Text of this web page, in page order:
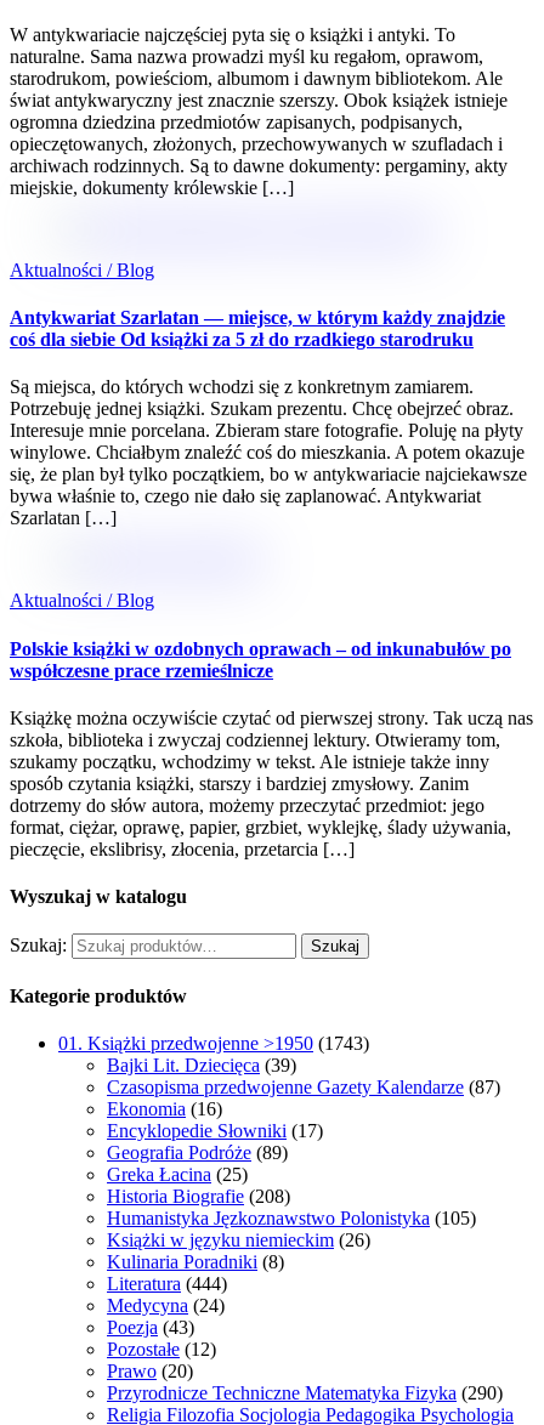
W antykwariacie najczęściej pyta się o książki i antyki. To
naturalne. Sama nazwa prowadzi myśl ku regałom, oprawom,
starodrukom, powieściom, albumom i dawnym bibliotekom. Ale
świat antykwaryczny jest znacznie szerszy. Obok książek istnieje
ogromna dziedzina przedmiotów zapisanych, podpisanych,
opieczętowanych, złożonych, przechowywanych w szufladach i
archiwach rodzinnych. Są to dawne dokumenty: pergaminy, akty
miejskie, dokumenty królewskie […]
Aktualności / Blog
Antykwariat Szarlatan — miejsce, w którym każdy znajdzie
coś dla siebie Od książki za 5 zł do rzadkiego starodruku
Są miejsca, do których wchodzi się z konkretnym zamiarem.
Potrzebuję jednej książki. Szukam prezentu. Chcę obejrzeć obraz.
Interesuje mnie porcelana. Zbieram stare fotografie. Poluję na płyty
winylowe. Chciałbym znaleźć coś do mieszkania. A potem okazuje
się, że plan był tylko początkiem, bo w antykwariacie najciekawsze
bywa właśnie to, czego nie dało się zaplanować. Antykwariat
Szarlatan […]
Aktualności / Blog
Polskie książki w ozdobnych oprawach – od inkunabułów po
współczesne prace rzemieślnicze
Książkę można oczywiście czytać od pierwszej strony. Tak uczą nas
szkoła, biblioteka i zwyczaj codziennej lektury. Otwieramy tom,
szukamy początku, wchodzimy w tekst. Ale istnieje także inny
sposób czytania książki, starszy i bardziej zmysłowy. Zanim
dotrzemy do słów autora, możemy przeczytać przedmiot: jego
format, ciężar, oprawę, papier, grzbiet, wyklejkę, ślady używania,
pieczęcie, ekslibrisy, złocenia, przetarcia […]
Wyszukaj w katalogu
Szukaj: Szukaj
Kategorie produktów
01. Książki przedwojenne >1950 (1743)
Bajki Lit. Dziecięca (39)
Czasopisma przedwojenne Gazety Kalendarze (87)
Ekonomia (16)
Encyklopedie Słowniki (17)
Geografia Podróże (89)
Greka Łacina (25)
Historia Biografie (208)
Humanistyka Jęzkoznawstwo Polonistyka (105)
Książki w języku niemieckim (26)
Kulinaria Poradniki (8)
Literatura (444)
Medycyna (24)
Poezja (43)
Pozostałe (12)
Prawo (20)
Przyrodnicze Techniczne Matematyka Fizyka (290)
Religia Filozofia Socjologia Pedagogika Psychologia